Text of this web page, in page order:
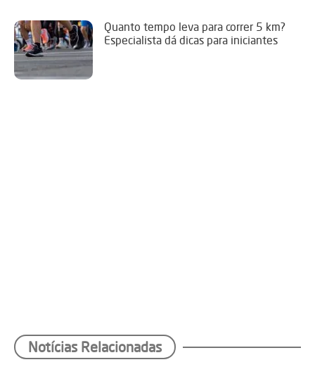
Quanto tempo leva para correr 5 km?
Especialista dá dicas para iniciantes
Notícias Relacionadas